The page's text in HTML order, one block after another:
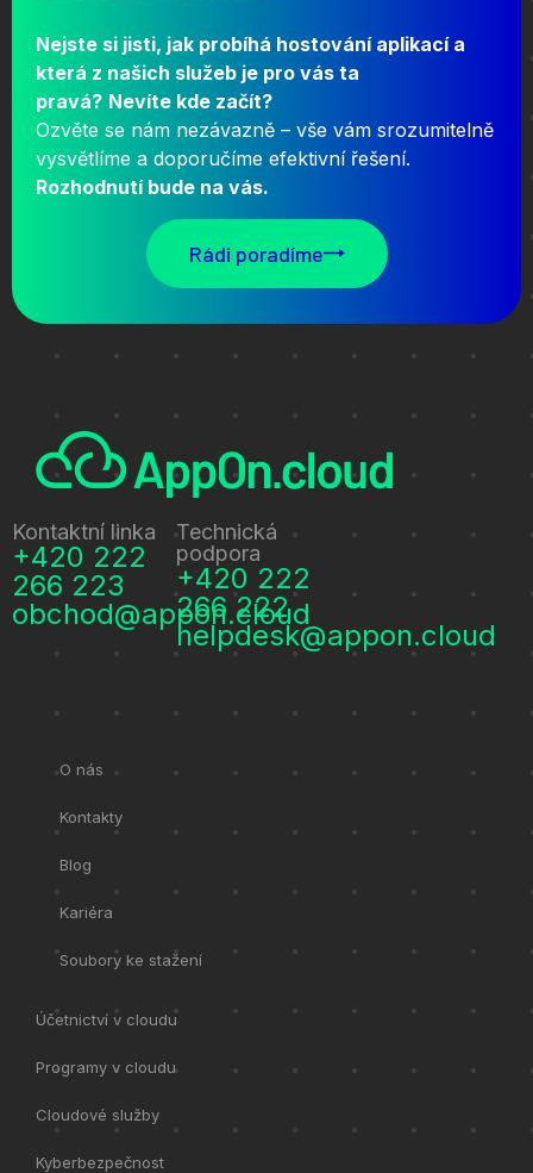
Nejste si jisti, jak probíhá hostování aplikací a
která z našich služeb je pro vás ta
pravá? Nevíte kde začít?
Ozvěte se nám nezávazně – vše vám srozumitelně
vysvětlíme a doporučíme efektivní řešení.
Rozhodnutí bude na vás.
Rádi poradíme
Kontaktní linka
+420 222
266 223
obchod@appon.cloud
Technická
podpora
+420 222
266 222
helpdesk@appon.cloud
O nás
Kontakty
Blog
Kariéra
Soubory ke stažení
Účetnictví v cloudu
Programy v cloudu
Cloudové služby
Kyberbezpečnost